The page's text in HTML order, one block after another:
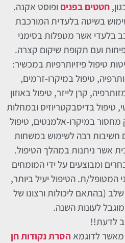
חטטים בפניםופוסט אקנה.
בשיטה בלעדית המורכבת
בלעדי אשר מטפלות בסימני
ועם תקופת שיקום קצרה.
טיפול פיזיותרפיות במכשיר:
טיפול במיקרו-זרמים,
קרן לייזר, טיפול באוזון
טיפול בדיסבקטריוזיס ובמחלות
מחסור במיקרו-אלמנטים, טיפול
חשיבות רבה לשימוש במשחות
אשר ניתנות במהלך הטיפול.
ומבוצעים על ידי המומחים
ת. הטיפול יעיל ביותר,
(בהתאם ליכולות ורצונו של
לעונות השנה.
לדעת!!
מאשר לדוגמאהסרת נקודות חן